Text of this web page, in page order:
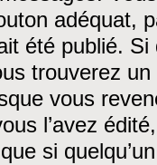
adéquat,
été publié. Si
trouverez
vous
l’avez
si